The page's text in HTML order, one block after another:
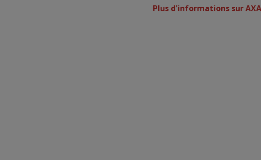
Plus d'informations sur